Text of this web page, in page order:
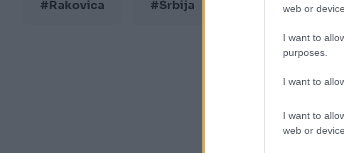
web or
I want to
purposes.
I want to
I want to
web or
#Rakovica #Srbija #drama